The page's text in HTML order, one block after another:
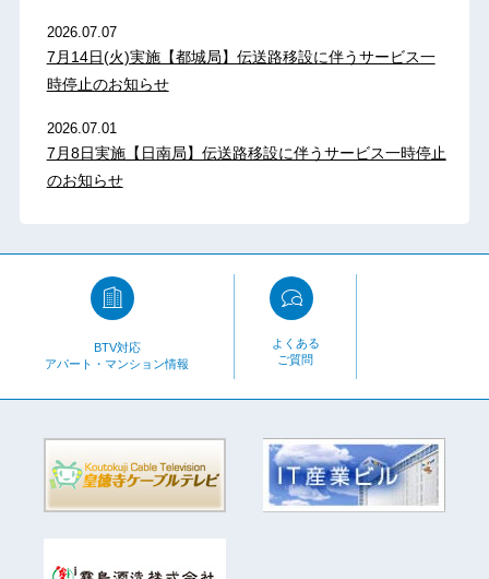
2026.07.07
7月14日(火)実施【都城局】伝送路移設に伴うサービス一
時停止のお知らせ
2026.07.01
7月8日実施【日南局】伝送路移設に伴うサービス一時停止
のお知らせ
BTV対応
アパート・マンション情報
よくある
ご質問